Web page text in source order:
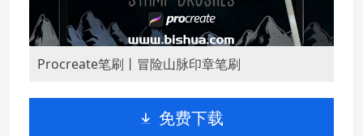
Procreate笔刷丨冒险山脉印章笔刷
免费下载